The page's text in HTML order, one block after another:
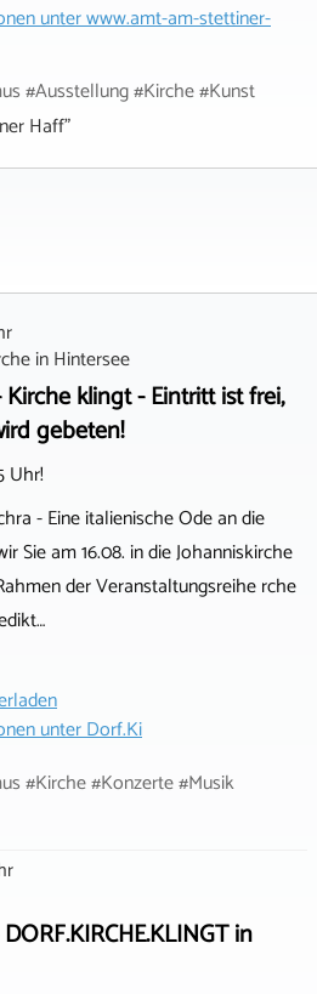
unterwww.amt-am-stettiner-
#Ausstellung #Kirche #Kunst
Haff"
inHintersee
klingt - Eintritt ist frei,
gebeten!
Uhr!
- Eine italienische Ode an die
Sie am 16.08. in die Johanniskirche
der Veranstaltungsreihe rche
unterDorf.Ki
#Kirche #Konzerte #Musik
in